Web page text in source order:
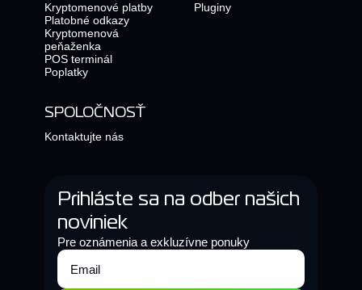
Kryptomenové platby
Platobné odkazy
Kryptomenová
peňaženka
POS terminál
Poplatky
Pluginy
SPOLOČNOSŤ
Kontaktujte nás
Prihláste sa na odber našich
noviniek
Pre oznámenia a exkluzívne ponuky